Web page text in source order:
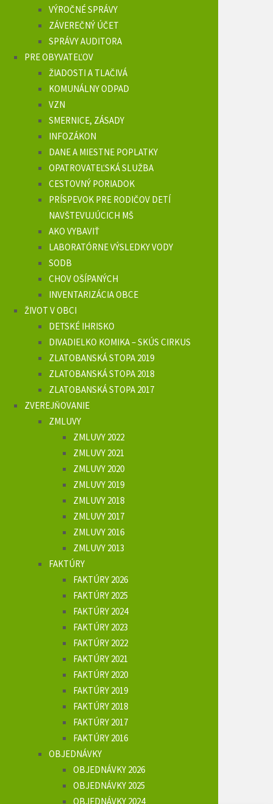
VÝROČNÉ SPRÁVY
ZÁVEREČNÝ ÚČET
SPRÁVY AUDITORA
PRE OBYVATEĽOV
ŽIADOSTI A TLAČIVÁ
KOMUNÁLNY ODPAD
VZN
SMERNICE, ZÁSADY
INFOZÁKON
DANE A MIESTNE POPLATKY
OPATROVATEĽSKÁ SLUŽBA
CESTOVNÝ PORIADOK
PRÍSPEVOK PRE RODIČOV DETÍ
NAVŠTEVUJÚCICH MŠ
AKO VYBAVIŤ
LABORATÓRNE VÝSLEDKY VODY
SODB
CHOV OŠÍPANÝCH
INVENTARIZÁCIA OBCE
ŽIVOT V OBCI
DETSKÉ IHRISKO
DIVADIELKO KOMIKA – SKÚS CIRKUS
ZLATOBANSKÁ STOPA 2019
ZLATOBANSKÁ STOPA 2018
ZLATOBANSKÁ STOPA 2017
ZVEREJŇOVANIE
ZMLUVY
ZMLUVY 2022
ZMLUVY 2021
ZMLUVY 2020
ZMLUVY 2019
ZMLUVY 2018
ZMLUVY 2017
ZMLUVY 2016
ZMLUVY 2013
FAKTÚRY
FAKTÚRY 2026
FAKTÚRY 2025
FAKTÚRY 2024
FAKTÚRY 2023
FAKTÚRY 2022
FAKTÚRY 2021
FAKTÚRY 2020
FAKTÚRY 2019
FAKTÚRY 2018
FAKTÚRY 2017
FAKTÚRY 2016
OBJEDNÁVKY
OBJEDNÁVKY 2026
OBJEDNÁVKY 2025
OBJEDNÁVKY 2024